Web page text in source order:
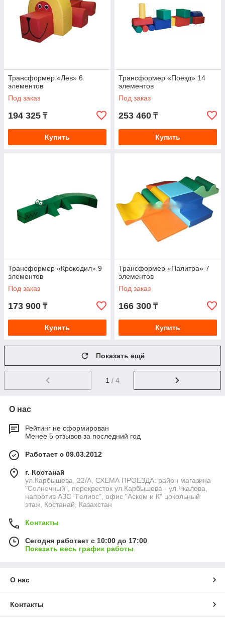
Трансформер «Лев» 6
элементов
Под заказ
194 325 ₸
Купить
Трансформер «Поезд» 14
элементов
Под заказ
253 460 ₸
Купить
Трансформер «Крокодил» 9
элементов
Под заказ
173 900 ₸
Купить
Трансформер «Палитра» 7
элементов
Под заказ
166 300 ₸
Купить
Показать ещё
1 / 4
О нас
Рейтинг не сформирован
Менее 5 отзывов за последний год
Работает с 09.03.2012
г. Костанай
ул.Карбышева, 22/А, СХЕМА ПРОЕЗДА: район магазина
"Солнечный", перекресток ул.Карбышева - ул.Чкалова,
напротив АЗС "Гелиос", офис "Аском и К" цокольный
этаж, Костанай, Казахстан
Контакты
Сегодня работает с 10:00 до 17:00
Показать весь график работы
О нас
Контакты